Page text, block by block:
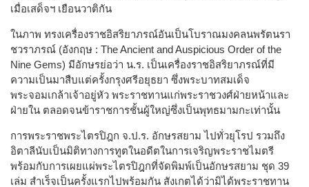
เมื่อเสด็จฯ เยือนวาติกัน
ในภาพ ทรงเครื่องราชอิสริยาภรณ์อันเป็นโบราณมงคลนพรัตนรา
ชวราภรณ์ (อังกฤษ : The Ancient and Auspicious Order of the
Nine Gems) มีอักษรย่อว่า น.ร. เป็นเครื่องราชอิสริยาภรณ์ที่มี
ความเป็นมาสืบแต่ครั้งกรุงศรีอยุธยา ซึ่งพระบาทสมเด็จ
พระจอมเกล้าเจ้าอยู่หัว พระราชทานแก่พระราชวงศ์ฝ่ายหน้าและ
ฝ่ายใน ตลอดจนข้าราชการชั้นผู้ใหญ่ซึ่งเป็นพุทธมามกะเท่านั้น
การพระราชพระไตรปิฎก จ.ป.ร. อักษรสยาม ไปทั่วยุโรป รวมถึง
อิตาลีนับเป็นมิติทางการทูตในอดีตในการเจริญพระราชไมตรี
พร้อมกับการเผยแผ่พระไตรปิฎกที่จัดพิมพ์เป็นอักษรสยาม ชุด 39
เล่ม สำเร็จเป็นครั้งแรกไปพร้อมกัน สังเกตได้ว่ามิได้พระราชทาน